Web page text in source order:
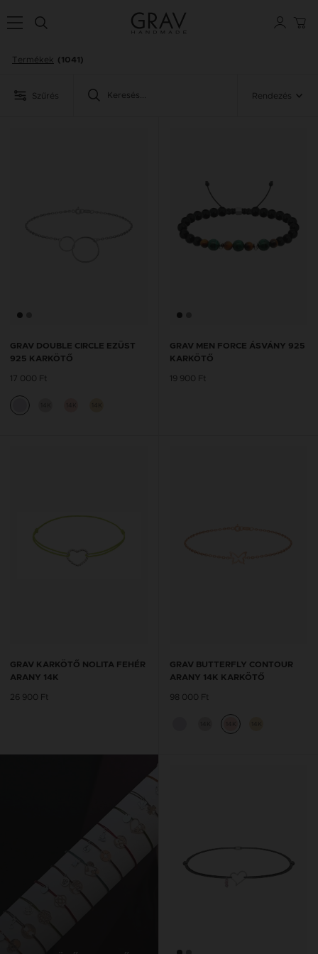
Termékek (1041)
Szűrés Rendezés
GRAV DOUBLE CIRCLE EZÜST
925 KARKÖTŐ
17 000 Ft
GRAV MEN FORCE ÁSVÁNY 925
KARKÖTŐ
19 900 Ft
GRAV KARKÖTŐ NOLITA FEHÉR
ARANY 14K
26 900 Ft
GRAV BUTTERFLY CONTOUR
ARANY 14K KARKÖTŐ
98 000 Ft